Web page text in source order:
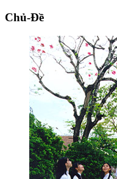
Chủ-Đề